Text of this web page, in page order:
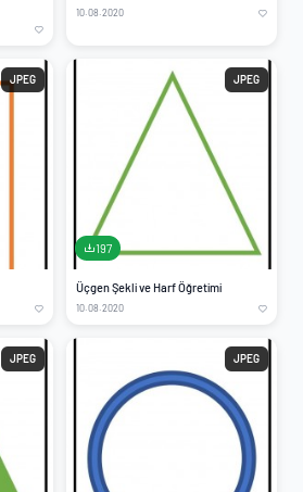
10.08.2020
JPEG JPEG
197
Üçgen Şekli ve Harf Öğretimi
10.08.2020
JPEG JPEG